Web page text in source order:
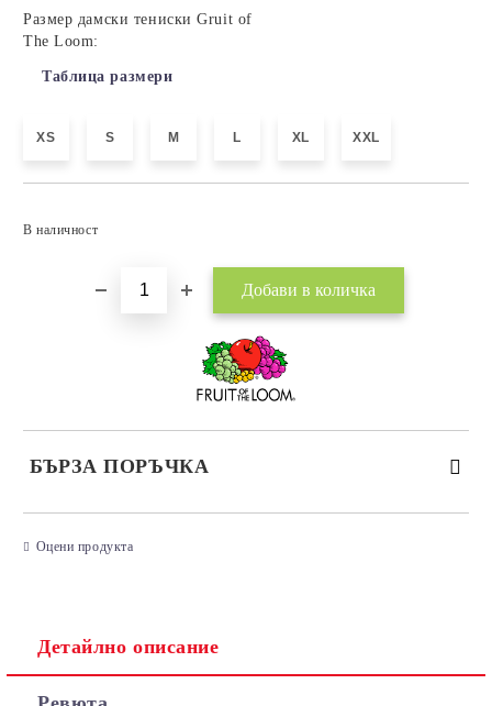
Размер дамски тениски Gruit of
The Loom:
Таблица размери
XS S M L XL XXL
В наличност
БЪРЗА ПОРЪЧКА
Оцени продукта
Детайлно описание